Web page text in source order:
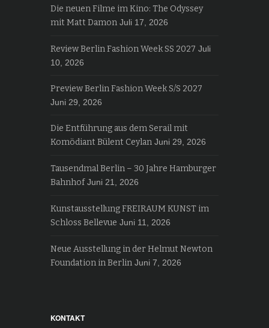
Die neuen Filme im Kino: The Odyssey
mit Matt Damon Juli 17, 2026
Review Berlin Fashion Week SS 2027 Juli
10, 2026
Preview Berlin Fashion Week S/S 2027
Juni 29, 2026
Die Entführung aus dem Serail mit
Komödiant Bülent Ceylan Juni 29, 2026
Tausendmal Berlin – 30 Jahre Hamburger
Bahnhof Juni 21, 2026
Kunstausstellung FREIRAUM KUNST im
Schloss Bellevue Juni 11, 2026
Neue Ausstellung in der Helmut Newton
Foundation in Berlin Juni 7, 2026
KONTAKT